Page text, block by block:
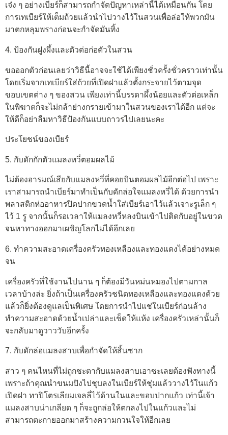
เจ๋ง ๆ อย่างเบียร์ก็สามารถกำจัดปัญหาเหล่านี้ได้เหมือนกัน โดย
การเทเบียร์ให้เต็มถ้วยแล้วนำไปวางไว้ในสวนเพื่อล่อให้พวกมัน
มาตกหลุมพรางก่อนจะกำจัดมันทิ้ง
4. ป้องกันฝูงผึ้งและตัวต่อก่อตัวในสวน
ขอออกตัวก่อนเลยว่าวิธีนี้อาจจะใช้ได้เพียงชั่วครั้งชั่วคราวเท่านั้น
โดยเริ่มจากเทเบียร์ใส่ถ้วยที่เปิดฝาแล้วตั้งกระจายไว้ตามจุด
ขอบเขตต่าง ๆ ของสวน เพียงเท่านี้บรรดาผึ้งน้อยและตัวต่อเหล็ก
ในพิฆาตก็จะไม่กล้าย่างกรายเข้ามาในสวนของเราได้อีก แต่จะ
ให้ดีก็อย่าลืมหาวิธีป้องกันแบบถาวรไปเลยนะคะ
ประโยชน์ของเบียร์
5. กับดักกักตัวแมลงหวี่ตอมผลไม้
ไม่ต้องอารมณ์เสียกับแมลงหวี่ที่คอยบินตอมผลไม้อีกต่อไป เพราะ
เราสามารถนำเบียร์มาทำเป็นกับดักล่อใจแมลงหวี่ได้ ด้วยการนำ
พลาสติกห่ออาหารปิดปากขวดน้ำใส่เบียร์เอาไว้แล้วเจาะรูเล็ก ๆ
ไว้ 1 รู จากนั้นก็รอเวลาให้แมลงหวี่หลงบินเข้าไปติดกับอยู่ในขวด
จนหาทางออกมาเผชิญโลกไม่ได้อีกเลย
6. ทำความสะอาดเครื่องครัวทองเหลืองและทองแดงได้อย่างหมด
จน
เครื่องครัวที่ใช้งานไปนาน ๆ ก็ต้องมีวันหม่นหมองไปตามกาล
เวลาบ้างล่ะ ยิ่งถ้าเป็นเครื่องครัวชนิดทองเหลืองและทองแดงด้วย
แล้วก็ยิ่งต้องดูแลเป็นพิเศษ โดยการนำไปแช่ในเบียร์ก่อนล้าง
ทำความสะอาดด้วยน้ำเปล่าและเช็ดให้แห้ง เครื่องครัวเหล่านั้นก็
จะกลับมาดูวาววับอีกครั้ง
7. กับดักล่อแมลงสาบเพื่อกำจัดให้สิ้นซาก
สาว ๆ คนไหนที่ไม่ถูกชะตากับแมลงสาบเอาซะเลยต้องฟังทางนี้
เพราะถ้าคุณนำขนมปังไปชุบลงในเบียร์ให้ชุ่มแล้ววางไว้ในแก้ว
เปิดฝา ทาปิโตรเลียมเจลลี่ไว้ด้านในและขอบปากแก้ว เท่านี้เจ้า
แมลงสาบน่าเกลียด ๆ ก็จะถูกล่อให้ตกลงไปในแก้วและไม่
สามารถตะกายออกมาสร้างความกวนใจให้อีกเลย